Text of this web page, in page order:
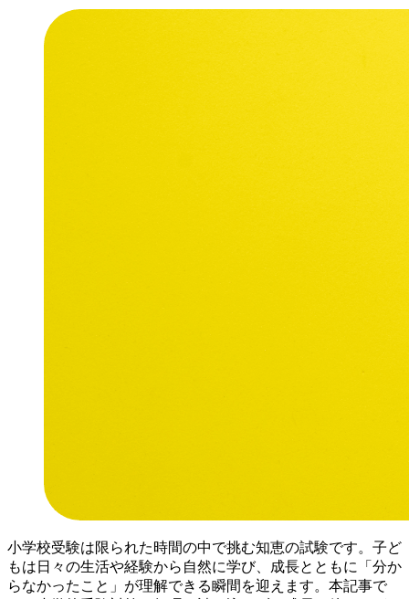
小学校受験は限られた時間の中で挑む知恵の試験です。子ど
もは日々の生活や経験から自然に学び、成長とともに「分か
らなかったこと」が理解できる瞬間を迎えます。本記事で